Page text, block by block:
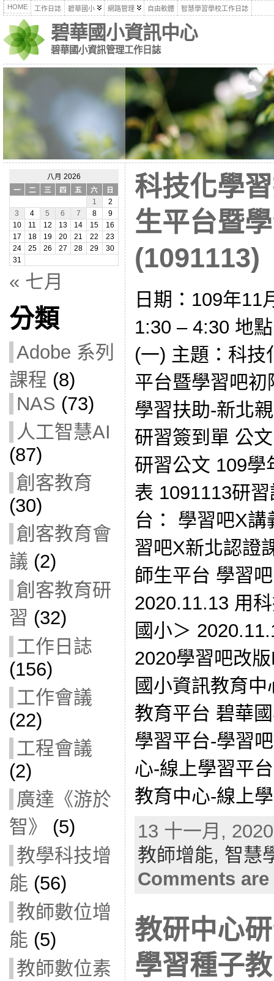
HOME 工作日誌 碧華國小 網路管理 自由軟體 智慧學習學校工作日誌
碧華國小資訊中心
碧華國小資訊管理工作日誌
八月 2026
一
二 三 四 五 六
日
1
2
3
4 5 6 7 8
9
10
11 12 13 14 15
16
17
18 19 20 21 22
23
24
25 26 27 28 29
30
31
« 七月
分類
Adobe 系列
課程 (8)
NAS (73)
人工智慧AI
(87)
創客教育
(30)
創客教育會
議 (2)
創客教育研
習 (32)
工作日誌
(156)
工作會議
(22)
工程會議
(2)
廣達《游於
智》
(5)
教學科技增
能 (56)
教師數位增
能 (5)
教師數位素
科技化學
生平台暨
(1091113)
日期：109年11
1:30 – 4:30 地
(一) 主題：科技
平台暨學習吧
學習扶助-新北
研習簽到單 公
研習公文 109學
表 1091113研
台： 學習吧X
習吧X新北認證
師生平台 學習
2020.11.13 用
國小＞
2020學習吧改
國小資訊教育
教育平台 碧華
學習平台-學習
心-線上學習平
教育中心-線上
13 十一月,
教師增能, 智慧
Comments
教研中心
學習種子